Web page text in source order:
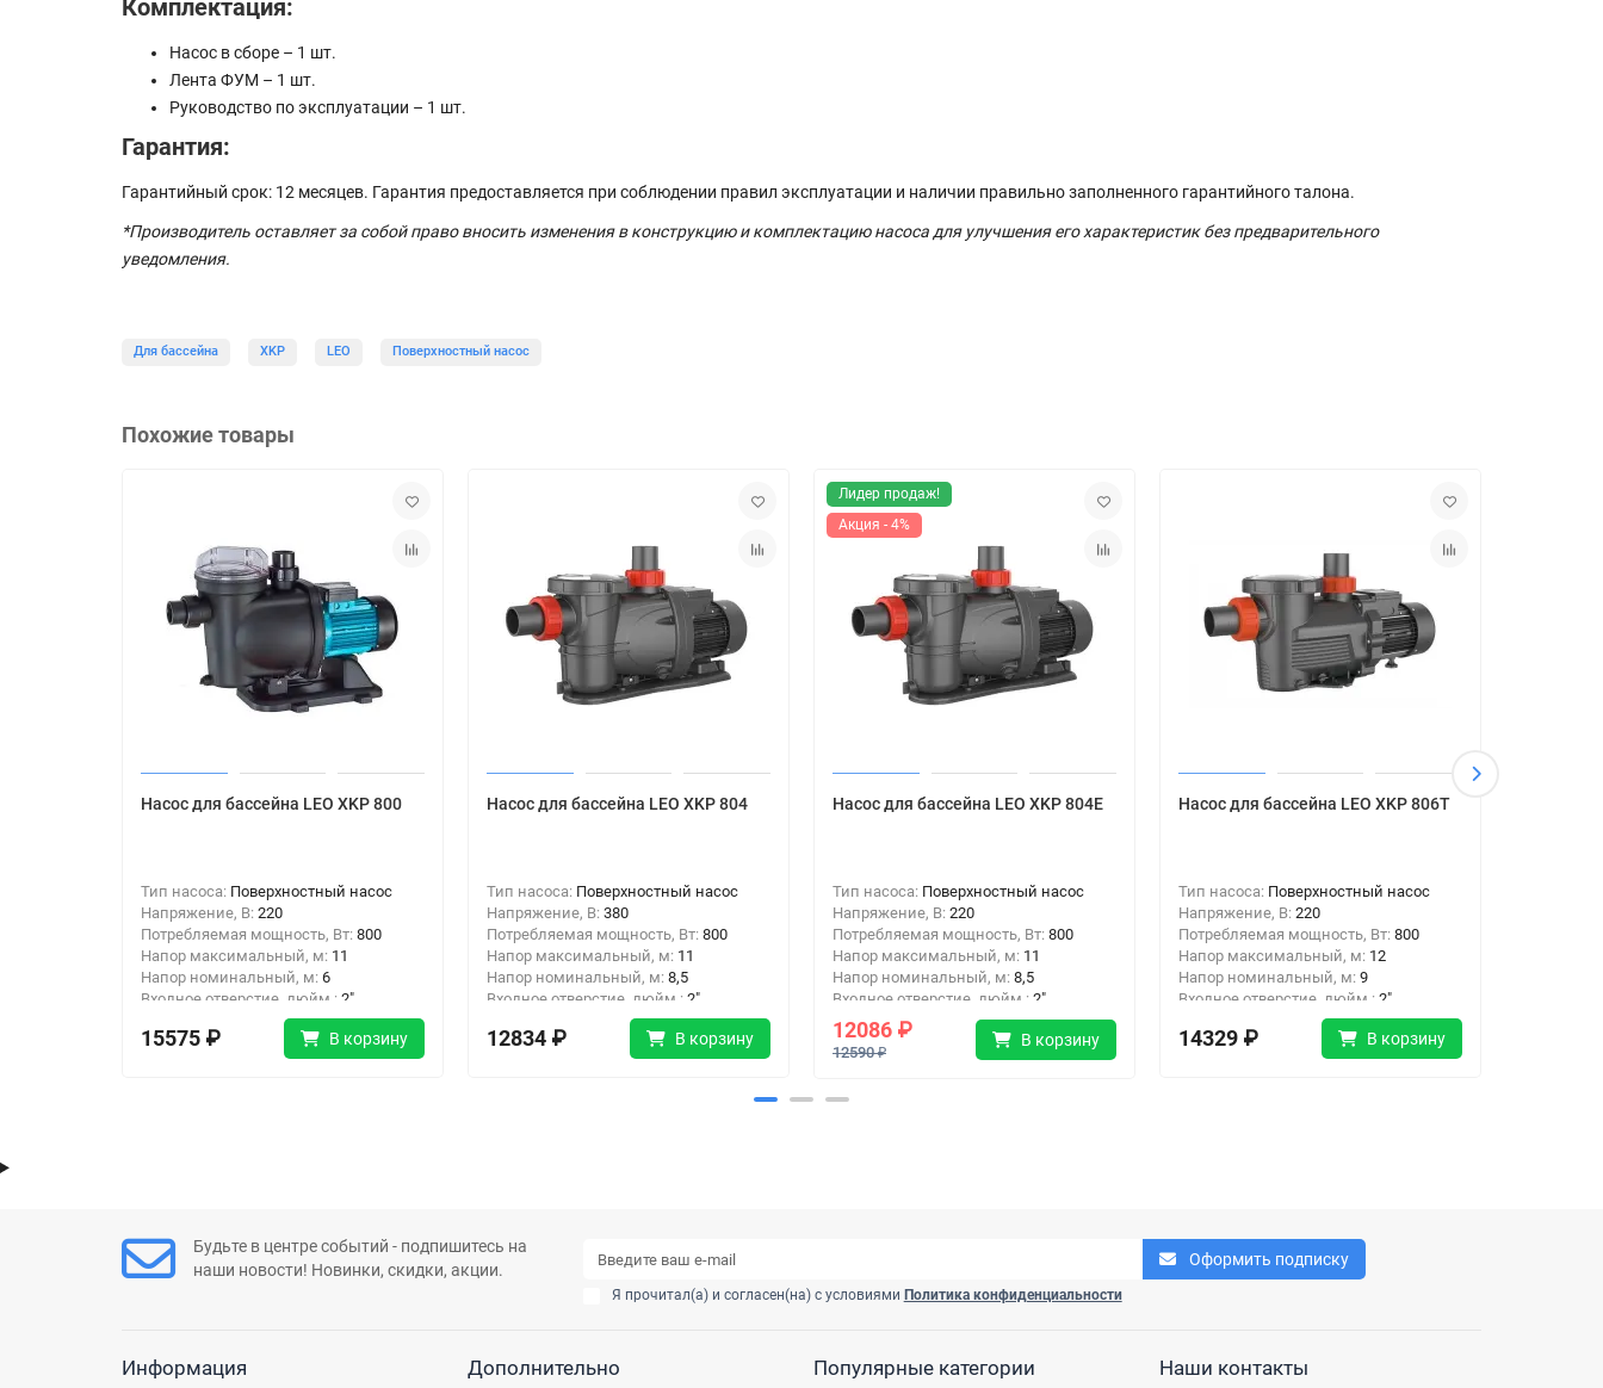
Комплектация:
Насос в сборе – 1 шт.
Лента ФУМ – 1 шт.
Руководство по эксплуатации – 1 шт.
Гарантия:
Гарантийный срок: 12 месяцев. Гарантия предоставляется при соблюдении правил эксплуатации и наличии правильно заполненного гарантийного талона.
*Производитель оставляет за собой право вносить изменения в конструкцию и комплектацию насоса для улучшения его характеристик без предварительного
уведомления.
Для бассейна XKP LEO Поверхностный насос
Похожие товары
Насос для бассейна LEO XKP 800
Тип насоса: Поверхностный насос
Напряжение, В: 220
Потребляемая мощность, Вт: 800
Напор максимальный, м: 11
Напор номинальный, м: 6
Входное отверстие, дюйм : 2"
Выходное отверстие, дюйм:2"
15575 ₽ В корзину
Насос для бассейна LEO XKP 804
Тип насоса: Поверхностный насос
Напряжение, В: 380
Потребляемая мощность, Вт: 800
Напор максимальный, м: 11
Напор номинальный, м: 8,5
Входное отверстие, дюйм : 2"
Выходное отверстие, дюйм:2"
12834 ₽ В корзину
Лидер продаж!
Акция - 4%
Насос для бассейна LEO XKP 804E
Тип насоса: Поверхностный насос
Напряжение, В: 220
Потребляемая мощность, Вт: 800
Напор максимальный, м: 11
Напор номинальный, м: 8,5
Входное отверстие, дюйм : 2"
Выходное отверстие, дюйм:2"
12086 ₽
12590 ₽
В корзину
Насос для бассейна LEO XKP 806T
Тип насоса: Поверхностный насос
Напряжение, В: 220
Потребляемая мощность, Вт: 800
Напор максимальный, м: 12
Напор номинальный, м: 9
Входное отверстие, дюйм : 2"
Выходное отверстие, дюйм:2"
14329 ₽ В корзину
Будьте в центре событий - подпишитесь на
наши новости! Новинки, скидки, акции.
Оформить подписку
Я прочитал(а) и согласен(на) с условиями Политика конфиденциальности
Информация Дополнительно Популярные категории Наши контакты